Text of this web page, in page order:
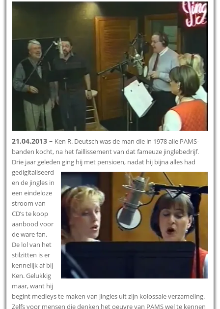
21.04.2013 – Ken R. Deutsch was de man die in 1978 alle PAMS-
banden kocht, na het faillissement van dat fameuze jinglebedrijf.
Drie jaar geleden ging hij met pensioen, nadat hij bijna alles had
gedigitaliseerd
en de jingles in
een eindeloze
stroom van
CD’s te koop
aanbood voor
de ware fan.
De lol van het
stilzitten is er
kennelijk af bij
Ken. Gelukkig
maar, want hij
begint medleys te maken van jingles uit zijn kolossale verzameling.
Zelfs voor mensen die denken het oeuvre van PAMS wel te kennen